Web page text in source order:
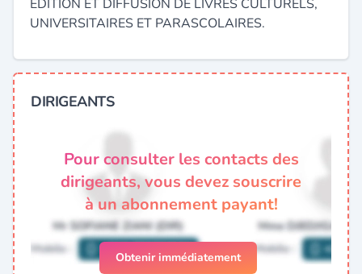
ÉDITION ET DIFFUSION DE LIVRES CULTURELS,
UNIVERSITAIRES ET PARASCOLAIRES.
DIRIGEANTS
Pour consulter les contacts des
dirigeants, vous devez souscrire
à un abonnement payant!
Obtenir immédiatement